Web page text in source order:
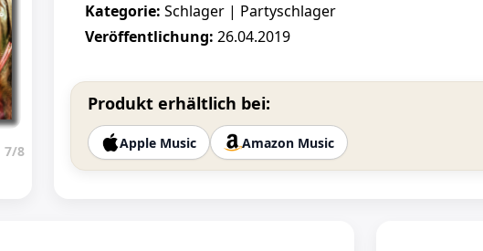
7/8
Kategorie: Schlager | Partyschlager
Veröffentlichung: 26.04.2019
Produkt erhältlich bei:
Apple Music Amazon Music